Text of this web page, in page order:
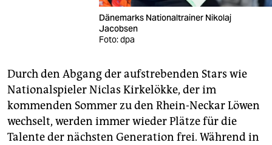
Dänemarks Nationaltrainer Nikolaj
Jacobsen
Foto: dpa
Durch den Abgang der aufstrebenden Stars wie
Nationalspieler Niclas Kirkelökke, der im
kommenden Sommer zu den Rhein-Neckar Löwen
wechselt, werden immer wieder Plätze für die
Talente der nächsten Generation frei. Während in